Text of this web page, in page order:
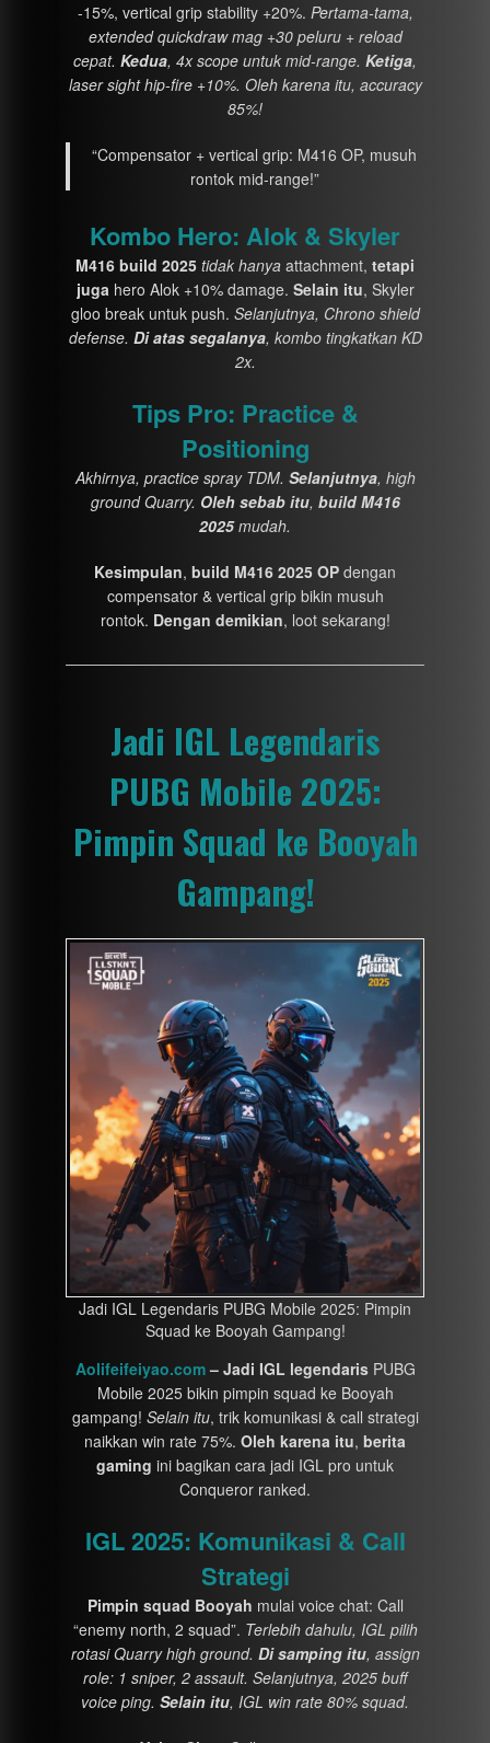
-15%, vertical grip stability +20%. Pertama-tama,
extended quickdraw mag +30 peluru + reload
cepat. Kedua, 4x scope untuk mid-range. Ketiga,
laser sight hip-fire +10%. Oleh karena itu, accuracy
85%!
“Compensator + vertical grip: M416 OP, musuh
rontok mid-range!”
Kombo Hero: Alok & Skyler
M416 build 2025 tidak hanya attachment, tetapi
juga hero Alok +10% damage. Selain itu, Skyler
gloo break untuk push. Selanjutnya, Chrono shield
defense. Di atas segalanya, kombo tingkatkan KD
2x.
Tips Pro: Practice &
Positioning
Akhirnya, practice spray TDM. Selanjutnya, high
ground Quarry. Oleh sebab itu, build M416
2025mudah.
Kesimpulan, build M416 2025 OP dengan
compensator & vertical grip bikin musuh
rontok. Dengan demikian, loot sekarang!
Jadi IGL Legendaris
PUBG Mobile 2025:
Pimpin Squad ke Booyah
Gampang!
Jadi IGL Legendaris PUBG Mobile 2025: Pimpin
Squad ke Booyah Gampang!
Aolifeifeiyao.com– Jadi IGL legendarisPUBG
Mobile 2025 bikin pimpin squad ke Booyah
gampang! Selain itu, trik komunikasi & call strategi
naikkan win rate 75%. Oleh karena itu, berita
gaming ini bagikan cara jadi IGL pro untuk
Conqueror ranked.
IGL 2025: Komunikasi & Call
Strategi
Pimpin squad Booyah mulai voice chat: Call
“enemy north, 2 squad”. Terlebih dahulu, IGL pilih
rotasi Quarry high ground. Di samping itu, assign
role: 1 sniper, 2 assault. Selanjutnya, 2025 buff
voice ping. Selain itu, IGL win rate 80% squad.